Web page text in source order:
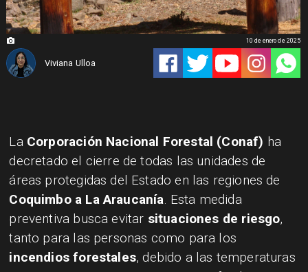
Viviana Ulloa
10 de enero de 2025
La Corporación Nacional Forestal (Conaf) ha
decretado el cierre de todas las unidades de
áreas protegidas del Estado en las regiones de
Coquimbo a La Araucanía. Esta medida
preventiva busca evitar situaciones de riesgo,
tanto para las personas como para los
incendios forestales, debido a las temperaturas